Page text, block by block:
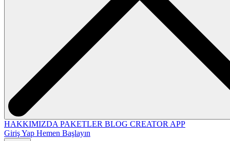
HAKKIMIZDA PAKETLER BLOG CREATOR APP
Giriş Yap Hemen Başlayın